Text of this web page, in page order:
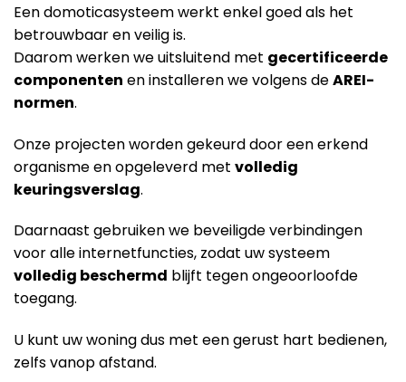
Een domoticasysteem werkt enkel goed als het
betrouwbaar en veilig is.
Daarom werken we uitsluitend met gecertificeerde
componenten en installeren we volgens deAREI-
normen.
Onze projecten worden gekeurd door een erkend
organisme en opgeleverd met volledig
keuringsverslag.
Daarnaast gebruiken we beveiligde verbindingen
voor alle internetfuncties, zodat uw systeem
volledig beschermd blijft tegen ongeoorloofde
toegang.
U kunt uw woning dus met een gerust hart bedienen,
zelfs vanop afstand.